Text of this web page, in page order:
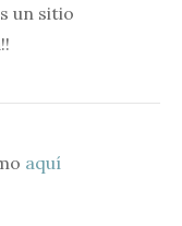
un sitio
!!
aquí